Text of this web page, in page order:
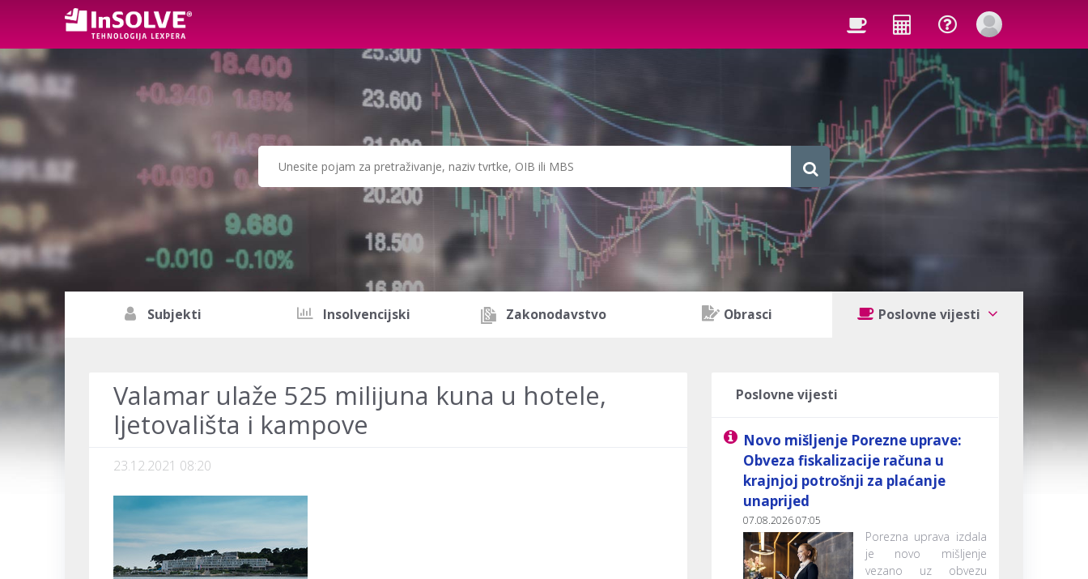
Subjekti Insolvencijski Zakonodavstvo Obrasci Poslovne vijesti
Valamar ulaže 525 milijuna kuna u hotele,
ljetovališta i kampove
23.12.2021 08:20
Poslovne vijesti
Novo mišljenje Porezne uprave:
Obveza fiskalizacije računa u
krajnjoj potrošnji za plaćanje
unaprijed
07.08.2026 07:05
Porezna uprava izdala
je novo mišljenje
vezano uz obvezu